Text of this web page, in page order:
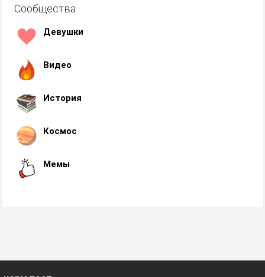
Сообщества
Девушки
Видео
История
Космос
Мемы